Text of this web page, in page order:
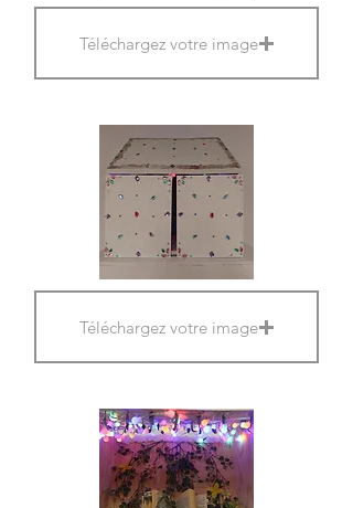
Téléchargez votre image
Téléchargez votre image